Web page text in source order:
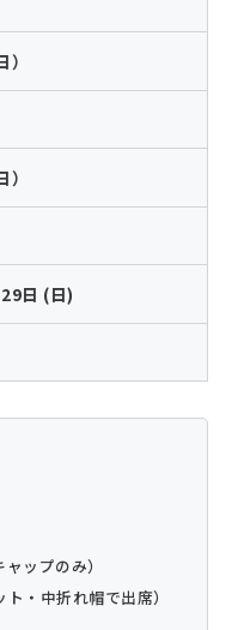
日 (日)
ップのみ）
・中折れ帽で出席）